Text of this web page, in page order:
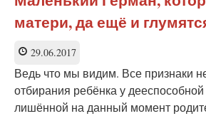
Чарли
Гард?
матери, да ещё и
29.06.2017
Ведь что мы видим. Все признаки
отбирания ребёнка у
лишённой на данный момент